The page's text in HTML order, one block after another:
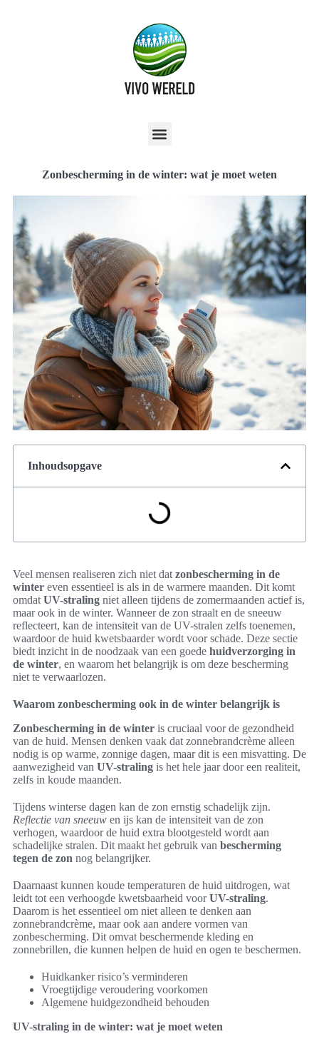
Zonbescherming in de winter: wat je moet weten
Inhoudsopgave
Veel mensen realiseren zich niet dat zonbescherming in de
winter even essentieel is als in de warmere maanden. Dit komt
omdat UV-straling niet alleen tijdens de zomermaanden actief is,
maar ook in de winter. Wanneer de zon straalt en de sneeuw
reflecteert, kan de intensiteit van de UV-stralen zelfs toenemen,
waardoor de huid kwetsbaarder wordt voor schade. Deze sectie
biedt inzicht in de noodzaak van een goede huidverzorging in
de winter, en waarom het belangrijk is om deze bescherming
niet te verwaarlozen.
Waarom zonbescherming ook in de winter belangrijk is
Zonbescherming in de winter is cruciaal voor de gezondheid
van de huid. Mensen denken vaak dat zonnebrandcrème alleen
nodig is op warme, zonnige dagen, maar dit is een misvatting. De
aanwezigheid van UV-straling is het hele jaar door een realiteit,
zelfs in koude maanden.
Tijdens winterse dagen kan de zon ernstig schadelijk zijn.
Reflectie van sneeuw en ijs kan de intensiteit van de zon
verhogen, waardoor de huid extra blootgesteld wordt aan
schadelijke stralen. Dit maakt het gebruik van bescherming
tegen de zon nog belangrijker.
Daarnaast kunnen koude temperaturen de huid uitdrogen, wat
leidt tot een verhoogde kwetsbaarheid voorUV-straling.
Daarom is het essentieel om niet alleen te denken aan
zonnebrandcrème, maar ook aan andere vormen van
zonbescherming. Dit omvat beschermende kleding en
zonnebrillen, die kunnen helpen de huid en ogen te beschermen.
Huidkanker risico’s verminderen
Vroegtijdige veroudering voorkomen
Algemene huidgezondheid behouden
UV-straling in de winter: wat je moet weten